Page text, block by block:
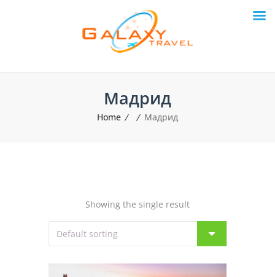
Мадрид
Home Мадрид
Showing the single result